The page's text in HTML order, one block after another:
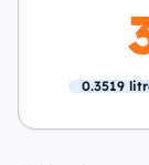
0.3519